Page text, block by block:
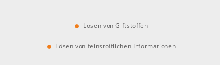
Lösen von Giftstoffen
Lösen von feinstofflichen Informationen